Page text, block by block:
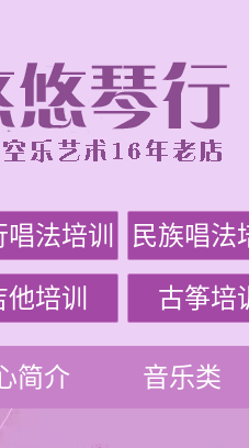
法培训 民族唱法
他培训 古筝培
简介 音乐类